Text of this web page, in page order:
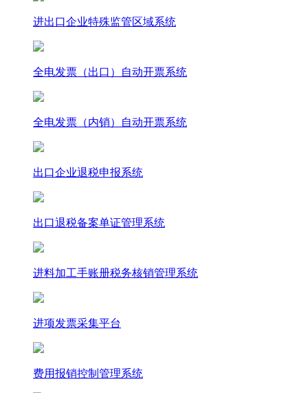
进出口企业特殊监管区域系统
全电发票（出口）自动开票系统
全电发票（内销）自动开票系统
出口企业退税申报系统
出口退税备案单证管理系统
进料加工手账册税务核销管理系统
进项发票采集平台
费用报销控制管理系统